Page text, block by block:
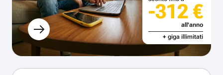
-312 €
all'anno
+ giga illimitati